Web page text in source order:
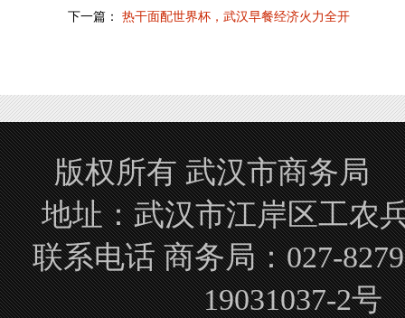
下一篇： 热干面配世界杯，武汉早餐经济火力全开
版权所有 武汉市商务局
地址：武汉市江岸区工
联系电话 商务局：027-
19031037-2号